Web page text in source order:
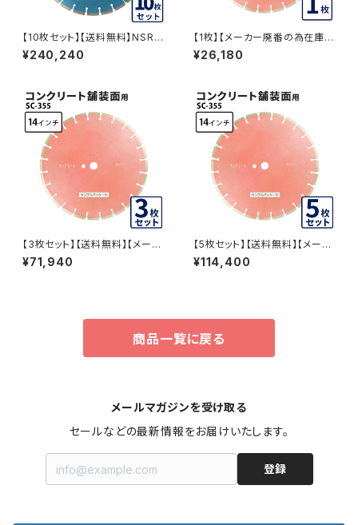
【10枚セット】【送料無料】NSR 1
4インチ 湿式 アスファルト道路・
コンクリート舗装面兼用 一般道
刃 NSR-14-10
¥240,240
【1枚】【メーカー廃番の為在庫品
限り】湿式 SC 道路 コンクリー
ト用 14インチ 一般道路カッター
SC-355
¥26,180
【3枚セット】【送料無料】【メーカ
ー廃番の為在庫品限り】湿式 S
C 道路 コンクリート用 14イン
¥71,940
【5枚セット】【送料無料】【メーカ
ー廃番の為在庫品限り】湿式 S
C 道路 コンクリート用 14イン
¥114,400
商品一覧に戻る
メールマガジンを受け取る
セールなどの最新情報をお届けいたします。
登録